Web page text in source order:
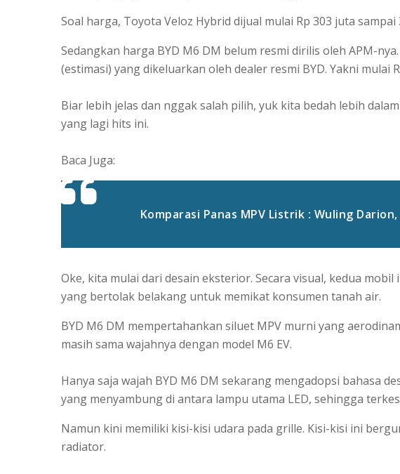
Soal harga, Toyota Veloz Hybrid dijual mulai Rp 303 juta sampai
Sedangkan harga BYD M6 DM belum resmi dirilis oleh APM-
(estimasi) yang dikeluarkan oleh dealer resmi BYD. Yakni mulai
Biar lebih jelas dan nggak salah pilih, yuk kita bedah lebih
yang lagi hits ini.
Baca Juga:
Komparasi Panas MPV Listrik : Wuling Darion,
Oke, kita mulai dari desain eksterior. Secara visual, kedua
yang bertolak belakang untuk memikat konsumen tanah air.
BYD M6 DM mempertahankan siluet MPV murni yang
masih sama wajahnya dengan model M6 EV.
Hanya saja wajah BYD M6 DM sekarang mengadopsi bahasa
yang menyambung di antara lampu utama LED, sehingga
Namun kini memiliki kisi-kisi udara pada grille. Kisi-kisi ini
radiator.